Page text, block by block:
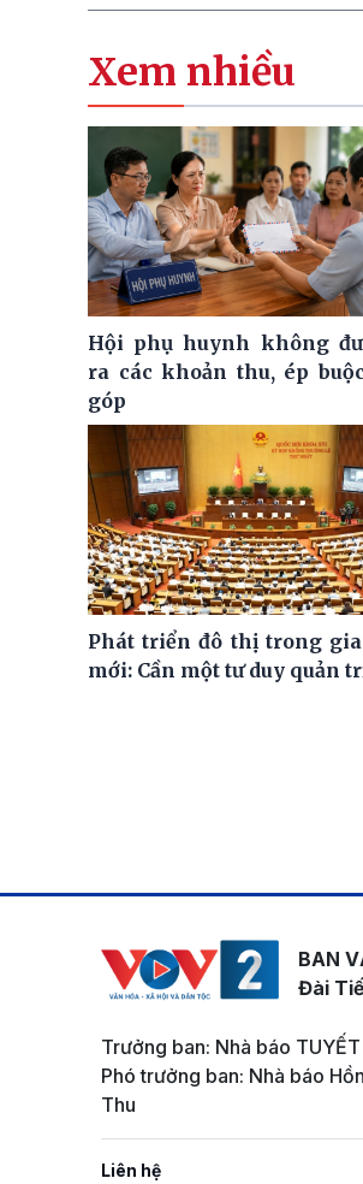
Xem nhiều
Hội phụ huynh không
ra các khoản thu, ép
góp
Phát triển đô thị trong
mới: Cần một tư duy quản
BAN
Đài
Trưởng ban: Nhà báo
Phó trưởng ban: Nhà báo
Thu
Liên hệ